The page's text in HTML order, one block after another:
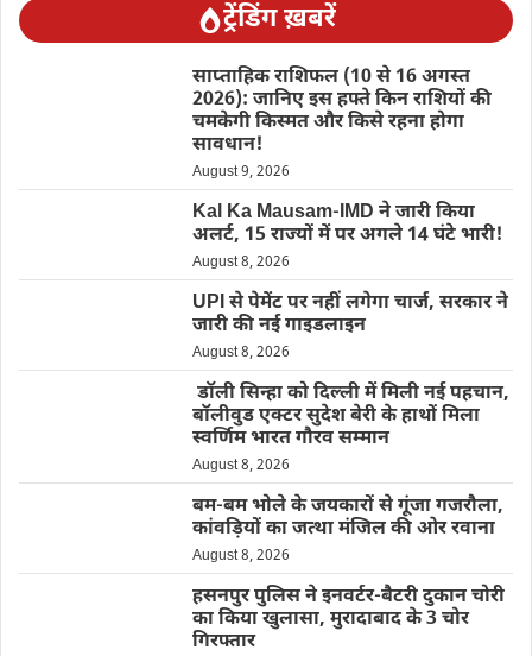
ट्रेंडिंग ख़बरें
साप्ताहिक राशिफल (10 से 16 अगस्त
2026): जानिए इस हफ्ते किन राशियों की
चमकेगी किस्मत और किसे रहना होगा
सावधान!
August 9, 2026
Kal Ka Mausam-IMD ने जारी किया
अलर्ट, 15 राज्यों में पर अगले 14 घंटे भारी!
August 8, 2026
UPI से पेमेंट पर नहीं लगेगा चार्ज, सरकार ने
जारी की नई गाइडलाइन
August 8, 2026
डॉली सिन्हा को दिल्ली में मिली नई पहचान,
बॉलीवुड एक्टर सुदेश बेरी के हाथों मिला
स्वर्णिम भारत गौरव सम्मान
August 8, 2026
बम-बम भोले के जयकारों से गूंजा गजरौला,
कांवड़ियों का जत्था मंजिल की ओर रवाना
August 8, 2026
हसनपुर पुलिस ने इनवर्टर-बैटरी दुकान चोरी
का किया खुलासा, मुरादाबाद के 3 चोर
गिरफ्तार